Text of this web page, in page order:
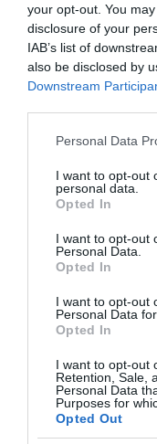
your opt-out. You
disclosure of your
IAB’s list of
also be disclosed by
Downstream
Please note that this
not limited to your
grant or deny
use your data for
consent section.
Personal Data
I want to opt-out
personal data.
Opted In
I want to opt-out
Personal Data.
Opted In
I want to opt-out
Personal Data
Opted In
I want to opt-out
Retention, Sale,
Personal Data
Purposes for
Opted Out
ΠΑΥΛΟΣ
συνέντευξη